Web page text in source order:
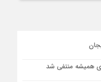
همیشه منتفی شد